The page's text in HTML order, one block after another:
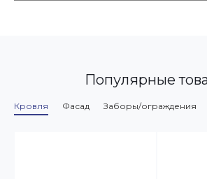
Популярные
Кровля Фасад Заборы/ограждения